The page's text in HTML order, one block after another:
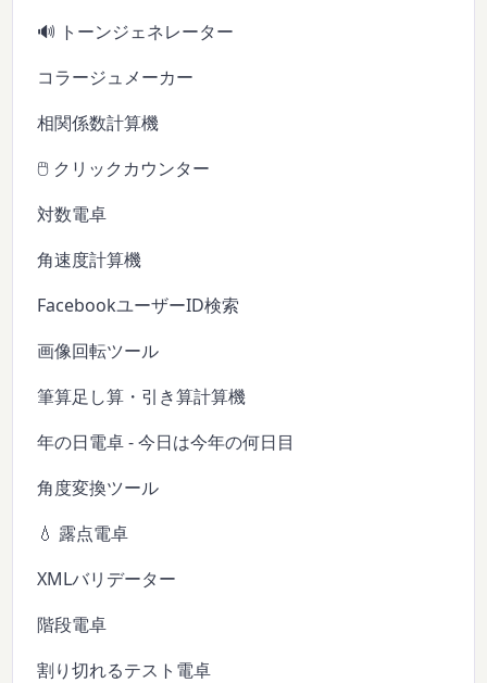
🔊 トーンジェネレーター
コラージュメーカー
相関係数計算機
🖱️ クリックカウンター
対数電卓
角速度計算機
FacebookユーザーID検索
画像回転ツール
筆算足し算・引き算計算機
年の日電卓 - 今日は今年の何日目
角度変換ツール
💧 露点電卓
XMLバリデーター
階段電卓
割り切れるテスト電卓